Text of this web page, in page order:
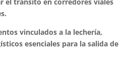
el tránsito en corredores viales
vinculados a la lechería,
esenciales para la salida de